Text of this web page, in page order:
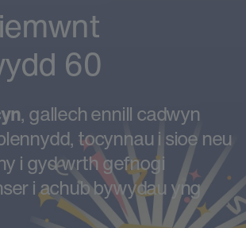
60
, gallech ennill cadwyn
tocynnau i sioe neu
i gyd wrth gefnogi
i achub bywydau yng